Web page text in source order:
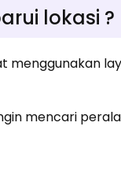
lokasi ?
menggunakan
mencari